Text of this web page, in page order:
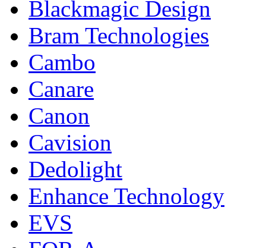
Blackmagic Design
Bram Technologies
Cambo
Canare
Canon
Cavision
Dedolight
Enhance Technology
EVS